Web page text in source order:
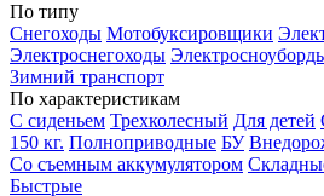
По типу
Снегоходы Мотобуксировщики
Электроснегоходы
Зимний транспорт
По характеристикам
С сиденьем Трехколесный Для детей
150 кг. Полноприводные БУ
Со съемным аккумулятором
Быстрые